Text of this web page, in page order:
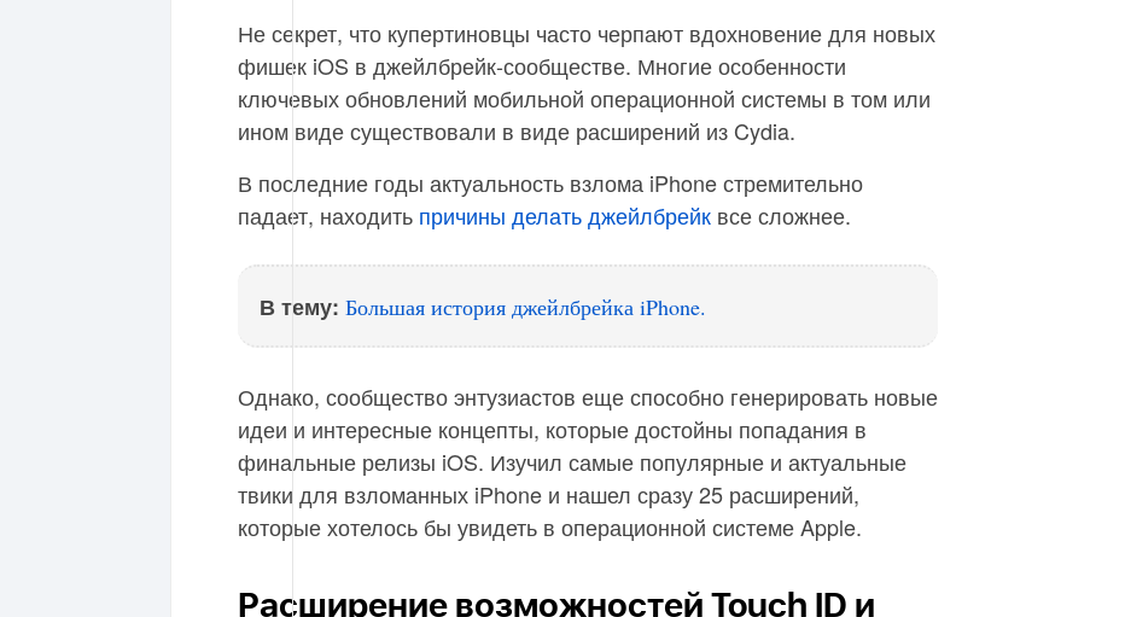
Не секрет, что купертиновцы часто черпают вдохновение для новых
фишек iOS в джейлбрейк-сообществе. Многие особенности
ключевых обновлений мобильной операционной системы в том или
ином виде существовали в виде расширений из Cydia.
В последние годы актуальность взлома iPhone стремительно
падает, находить причины делать джейлбрейк все сложнее.
В тему: Большая история джейлбрейка iPhone.
Однако, сообщество энтузиастов еще способно генерировать новые
идеи и интересные концепты, которые достойны попадания в
финальные релизы iOS. Изучил самые популярные и актуальные
твики для взломанных iPhone и нашел сразу 25 расширений,
которые хотелось бы увидеть в операционной системе Apple.
Расширение возможностей Touch ID и